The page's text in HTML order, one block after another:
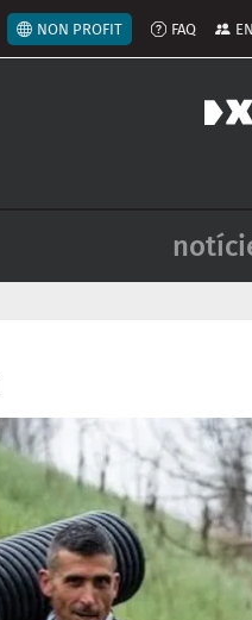
Menú del
NON PROFIT FAQ